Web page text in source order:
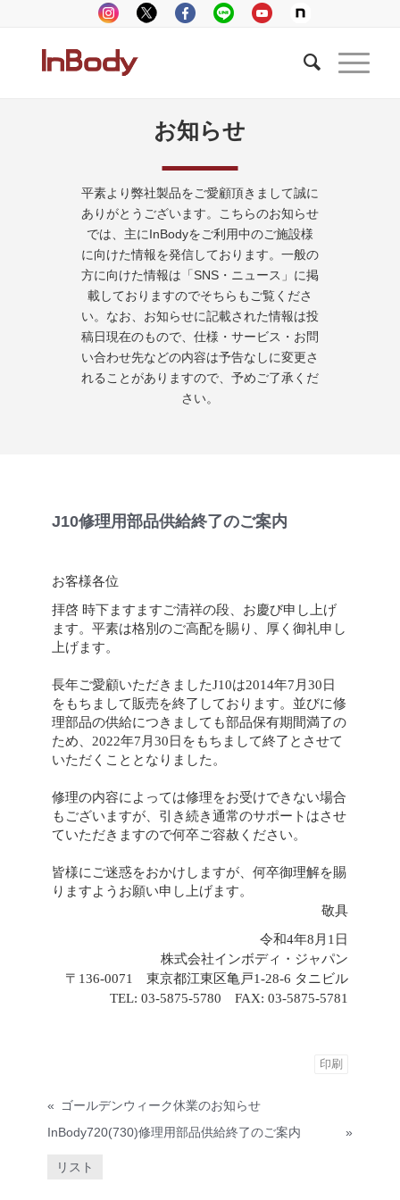
お知らせ
平素より弊社製品をご愛顧頂きまして誠に
ありがとうございます。こちらのお知らせ
では、主にInBodyをご利用中のご施設様
に向けた情報を発信しております。一般の
方に向けた情報は「SNS・ニュース」に掲
載しておりますのでそちらもご覧くださ
い。なお、お知らせに記載された情報は投
稿日現在のもので、仕様・サービス・お問
い合わせ先などの内容は予告なしに変更さ
れることがありますので、予めご了承くだ
さい。
J10修理用部品供給終了のご案内
お客様各位
拝啓 時下ますますご清祥の段、お慶び申し上げ
ます。平素は格別のご高配を賜り、厚く御礼申し
上げます。
長年ご愛顧いただきましたJ10は2014年7月30日
をもちまして販売を終了しております。並びに修
理部品の供給につきましても部品保有期間満了の
ため、2022年7月30日をもちまして終了とさせて
いただくこととなりました。
修理の内容によっては修理をお受けできない場合
もございますが、引き続き通常のサポートはさせ
ていただきますので何卒ご容赦ください。
皆様にご迷惑をおかけしますが、何卒御理解を賜
りますようお願い申し上げます。
敬具
令和4年8月1日
株式会社インボディ・ジャパン
〒136-0071 東京都江東区亀戸1-28-6 タニビル
TEL: 03-5875-5780 FAX: 03-5875-5781
印刷
«
ゴールデンウィーク休業のお知らせ
InBody720(730)修理用部品供給終了のご案内
»
リスト